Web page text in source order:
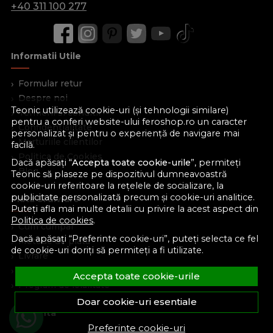
Teonic utilizează cookie-uri (și tehnologii similare)
pentru a conferi website-ului feroshop.ro un caracter
personalizat și pentru o experiență de navigare mai
facilă.
Dacă apăsați “Accepta toate cookie-urile”, permiteți
Teonic să plaseze pe dispozitivul dumneavoastră
cookie-uri referitoare la rețelele de socializare, la
publicitate personalizată precum și cookie-uri analitice.
Puteți afla mai multe detalii cu privire la acest aspect din
Politica de cookies.
Dacă apăsați “Preferinte cookie-uri”, puteți selecta ce fel
de cookie-uri doriți să permiteți a fi utilizate.
Accepta toate cookie-urile
Doar cookie-uri esentiale
Preferinte cookie-uri
+40 311 100 277
Informatii Utile
Formular retur
Despre noi
Termeni si conditii
Confidentialitate
Marturiile clientilor
Politica de Cookies
Blog
Plata Si Livrare
Cum cumpar
Metode de plata
Livrare
Politica de garantie si retururi
Program de loialitate
Asistenta